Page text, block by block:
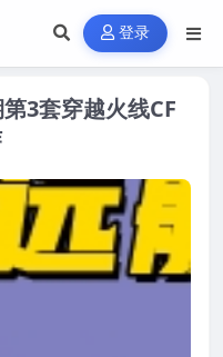
登录
3套穿越火线CF